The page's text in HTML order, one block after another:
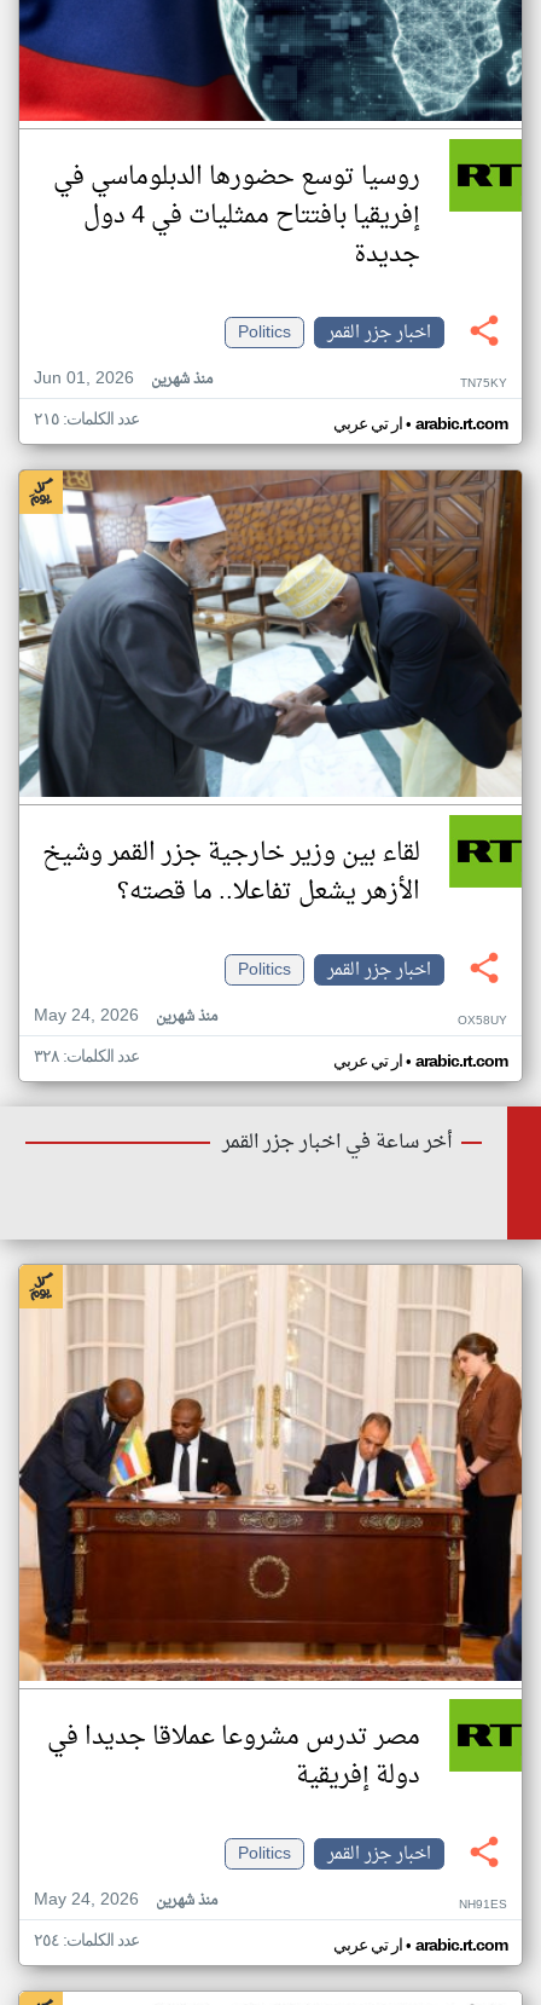
روسيا توسع حضورها الدبلوماسي في
إفريقيا بافتتاح ممثليات في 4 دول
جديدة
اخبار جزر القمر
Politics
Jun 01, 2026
منذ شهرين TN75KY
ار تي عربي• arabic.rt.com عدد الكلمات: ٢١٥
لقاء بين وزير خارجية جزر القمر وشيخ
الأزهر يشعل تفاعلا.. ما قصته؟
اخبار جزر القمر
Politics
May 24, 2026
منذ شهرين OX58UY
ار تي عربي• arabic.rt.com عدد الكلمات: ٣٢٨
أخر ساعة في اخبار جزر القمر
مصر تدرس مشروعا عملاقا جديدا في
دولة إفريقية
اخبار جزر القمر
Politics
May 24, 2026
منذ شهرين NH91ES
ار تي عربي• arabic.rt.com عدد الكلمات: ٢٥٤